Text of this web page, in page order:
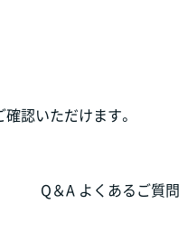
認いただけます。
Q＆A よくあるご質問